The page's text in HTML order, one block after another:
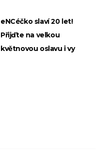
eNCéčko slaví 20 let!
Přijďte na velkou
květnovou oslavu i vy